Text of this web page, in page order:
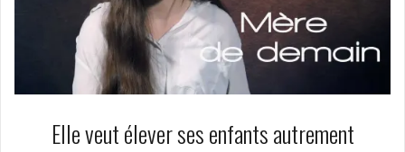
Elle veut élever ses enfants autrement